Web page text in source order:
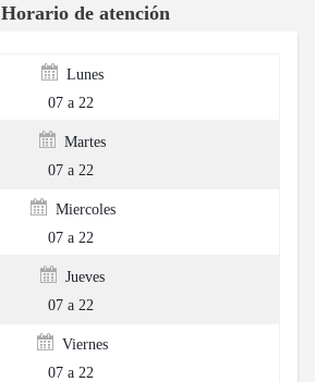
Horario de atención
Lunes
07 a 22
Martes
07 a 22
Miercoles
07 a 22
Jueves
07 a 22
Viernes
07 a 22